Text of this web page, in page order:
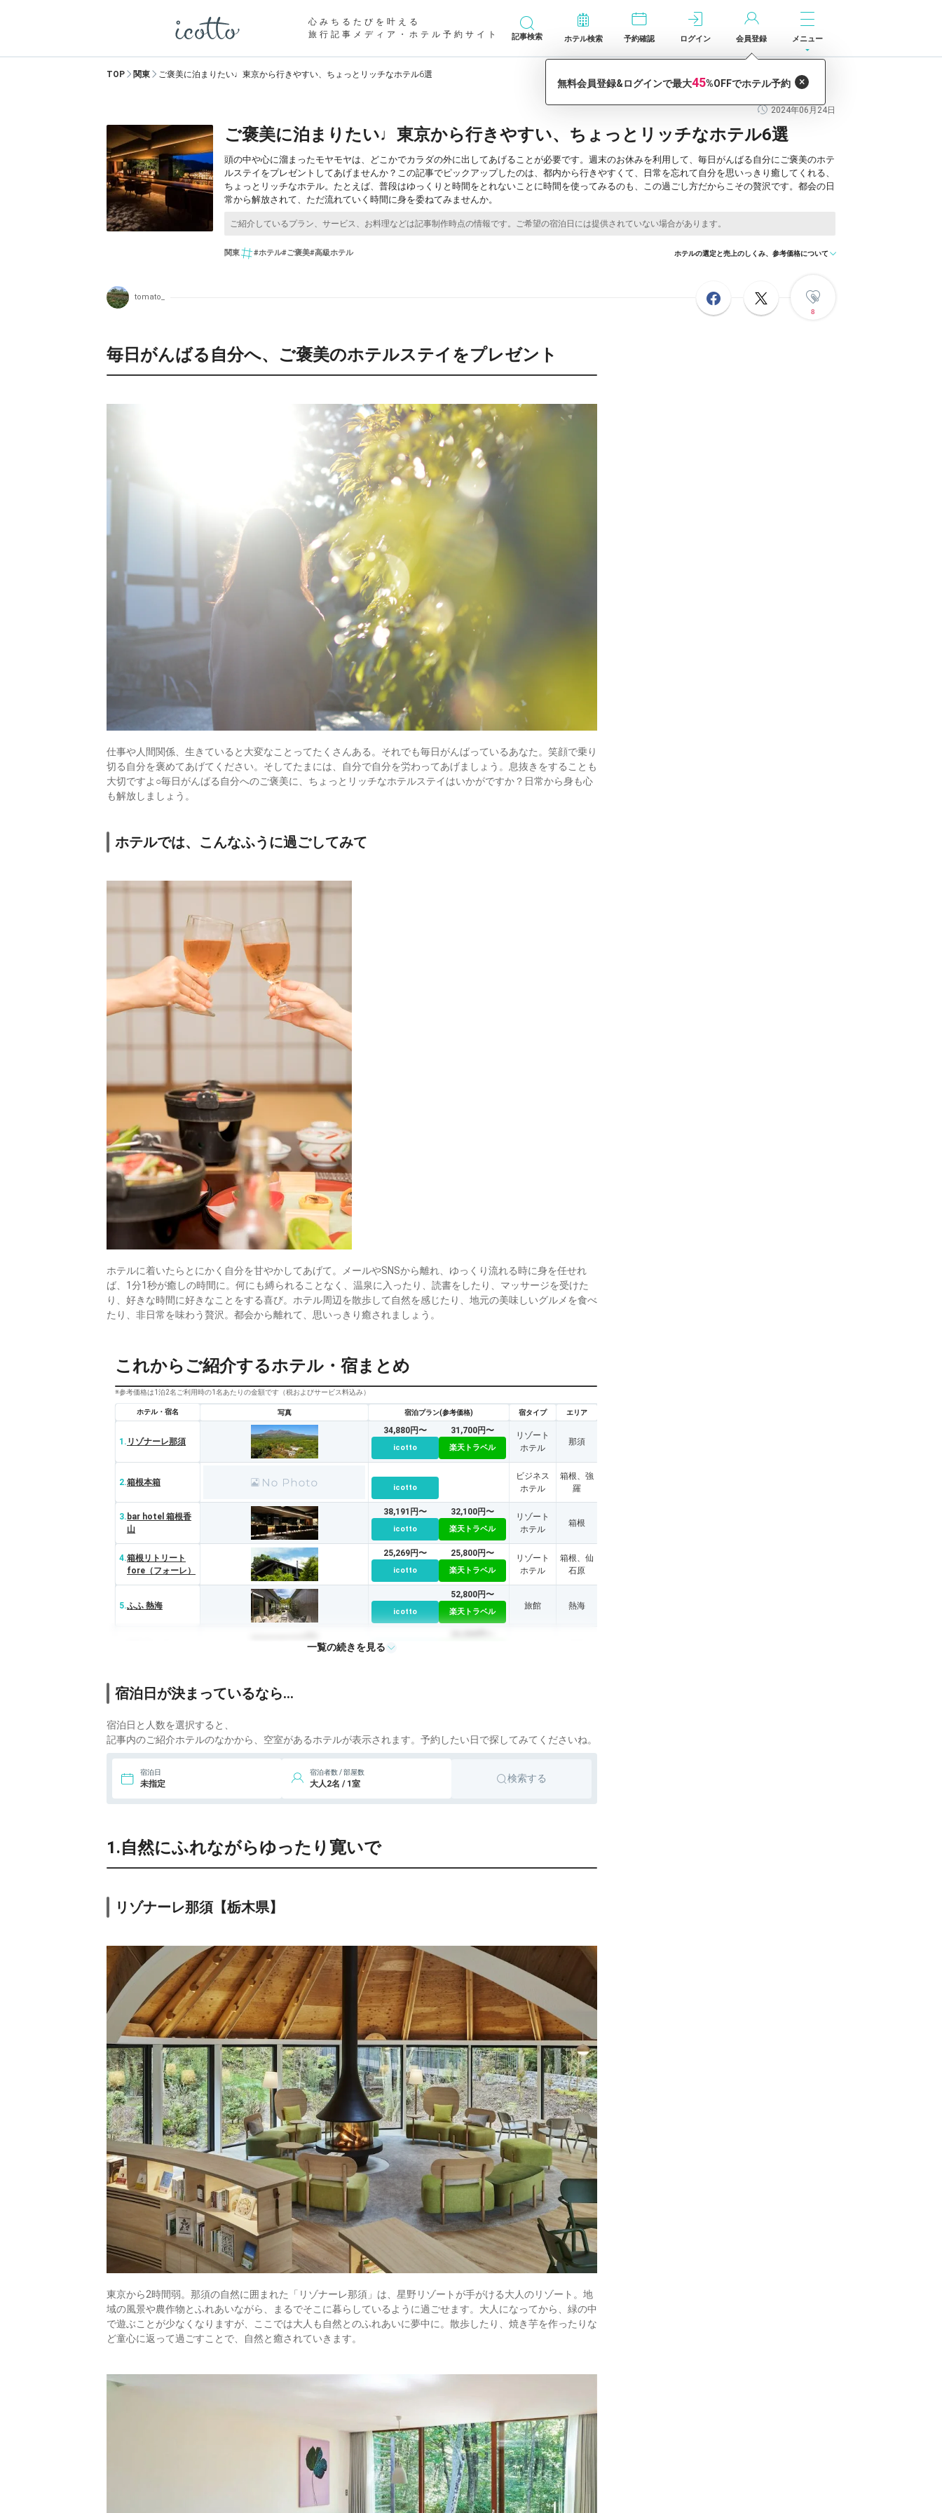
心みちるたびを叶える
旅行記事メディア・ホテル予約サイト
記事検索 ホテル検索 予約確認 ログイン 会員登録 メニュー
TOP 関東 ご褒美に泊まりたい♩東京から行きやすい、ちょっとリッチなホテル6選
2024年06月24日
ご褒美に泊まりたい♩東京から行きやすい、ちょっとリッチなホテル6選
頭の中や心に溜まったモヤモヤは、どこかでカラダの外に出してあげることが必要です。週末のお休みを利用して、毎日がんばる自分にご褒美のホテ
ルステイをプレゼントしてあげませんか？この記事でピックアップしたのは、都内から行きやすくて、日常を忘れて自分を思いっきり癒してくれる、
ちょっとリッチなホテル。たとえば、普段はゆっくりと時間をとれないことに時間を使ってみるのも、この過ごし方だからこその贅沢です。都会の日
常から解放されて、ただ流れていく時間に身を委ねてみませんか。
関東 #ホテル#ご褒美#高級ホテル ホテルの選定と売上のしくみ、参考価格について
tomato_
8
毎日がんばる自分へ、ご褒美のホテルステイをプレゼント
仕事や人間関係、生きていると大変なことってたくさんある。それでも毎日がんばっているあなた。笑顔で乗り
切る自分を褒めてあげてください。そしてたまには、自分で自分を労わってあげましょう。息抜きをすることも
大切ですよ○毎日がんばる自分へのご褒美に、ちょっとリッチなホテルステイはいかがですか？日常から身も心
も解放しましょう。
ホテルでは、こんなふうに過ごしてみて
ホテルに着いたらとにかく自分を甘やかしてあげて。メールやSNSから離れ、ゆっくり流れる時に身を任せれ
ば、1分1秒が癒しの時間に。何にも縛られることなく、温泉に入ったり、読書をしたり、マッサージを受けた
り、好きな時間に好きなことをする喜び。ホテル周辺を散歩して自然を感じたり、地元の美味しいグルメを食べ
たり、非日常を味わう贅沢。都会から離れて、思いっきり癒されましょう。
これからご紹介するホテル・宿まとめ
※参考価格は1泊2名ご利用時の1名あたりの金額です（税およびサービス料込み）
ホテル・宿名 写真 宿泊プラン(参考価格) 宿タイプ エリア
1. リゾナーレ那須
34,880円〜
icotto
31,700円〜
楽天トラベル
リゾート
ホテル
那須
2.箱根本箱
icotto
ビジネス
ホテル
箱根、強
羅
3. bar hotel 箱根香
山
38,191円〜
icotto
32,100円〜
楽天トラベル
リゾート
ホテル
箱根
4.箱根リトリート
fore（フォーレ）
25,269円〜
icotto
25,800円〜
楽天トラベル
リゾート
ホテル
箱根、仙
石原
5.ふふ 熱海
icotto
52,800円〜
楽天トラベル
旅館 熱海
一覧の続きを見る
宿泊日が決まっているなら…
宿泊日と人数を選択すると、
記事内のご紹介ホテルのなかから、空室があるホテルが表示されます。予約したい日で探してみてくださいね。
宿泊日
未指定
宿泊者数 / 部屋数
大人2名 / 1室 検索する
1.自然にふれながらゆったり寛いで
リゾナーレ那須【栃木県】
東京から2時間弱。那須の自然に囲まれた「リゾナーレ那須」は、星野リゾートが手がける大人のリゾート。地
域の風景や農作物とふれあいながら、まるでそこに暮らしているように過ごせます。大人になってから、緑の中
で遊ぶことが少なくなりますが、ここでは大人も自然とのふれあいに夢中に。散歩したり、焼き芋を作ったりな
ど童心に返って過ごすことで、自然と癒されていきます。